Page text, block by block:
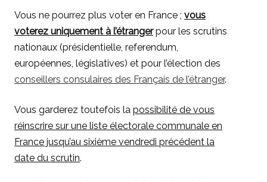
Vous ne pourrez plus voter en France ; vous
voterez uniquement à l’étrangerpour les scrutins
nationaux (présidentielle, referendum,
européennes, législatives) et pour l’élection des
conseillers consulaires des Français de l’étranger.
Vous garderez toutefois la possibilité de vous
réinscrire sur une liste électorale communale en
France jusqu’au sixième vendredi précédent la
date du scrutin.